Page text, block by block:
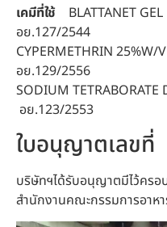
เคมีที่ใช้
อย.127/2544
อย.129/2556
SODIUM TETRABORATE
อย.123/2553
ใบอนุญาตเลขที่
บริษัทฯได้รับอนุญาตมีไว้คร
สำนักงานคณะกรรมการอาห